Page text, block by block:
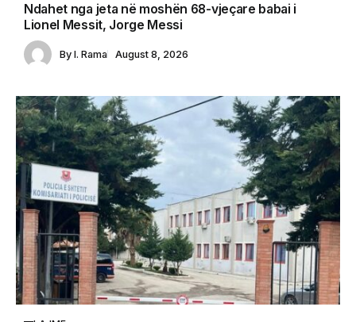
Ndahet nga jeta në moshën 68-vjeçare babai i
Lionel Messit, Jorge Messi
By I. Rama August 8, 2026